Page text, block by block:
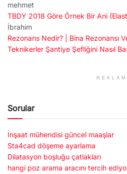
mehmet
TBDY 2018 Göre Örnek Bir Ani
İbrahim
Rezonans Nedir? | Bina Rezonansı
Teknikerler Şantiye Şefliğini Nasıl
REKLAM
Sorular
İnşaat mühendisi güncel maaşlar
Sta4cad döşeme ayarlama
Dilatasyon boşluğu çatlakları
hangi poz arama aracını tercih